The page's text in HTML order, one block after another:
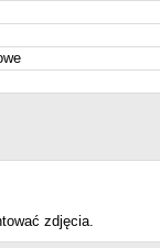
zdjęcia.